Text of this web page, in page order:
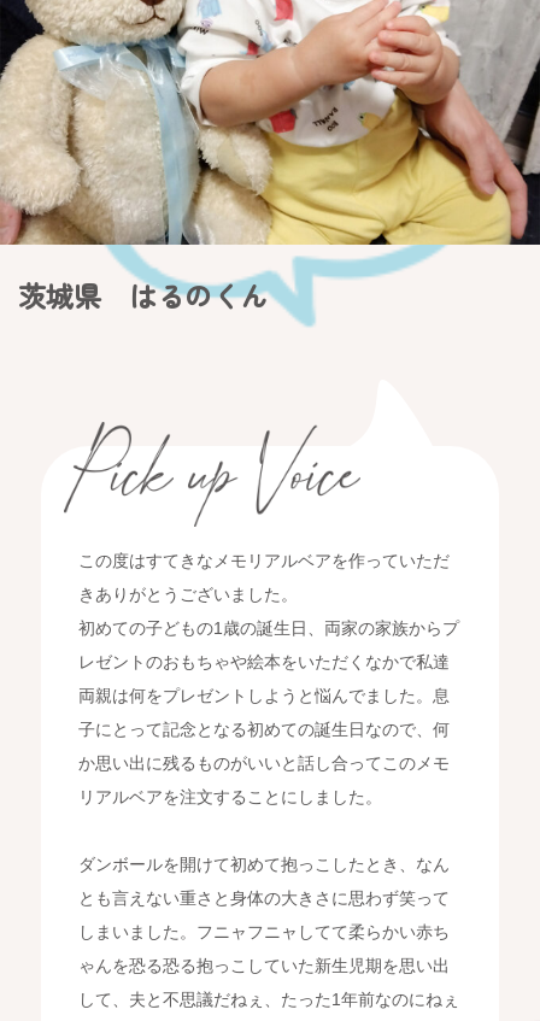
茨城県 はるのくん
この度はすてきなメモリアルベアを作っていただ
きありがとうございました。
初めての子どもの1歳の誕生日、両家の家族からプ
レゼントのおもちゃや絵本をいただくなかで私達
両親は何をプレゼントしようと悩んでました。息
子にとって記念となる初めての誕生日なので、何
か思い出に残るものがいいと話し合ってこのメモ
リアルベアを注文することにしました。
ダンボールを開けて初めて抱っこしたとき、なん
とも言えない重さと身体の大きさに思わず笑って
しまいました。フニャフニャしてて柔らかい赤ち
ゃんを恐る恐る抱っこしていた新生児期を思い出
して、夫と不思議だねぇ、たった1年前なのにねぇ